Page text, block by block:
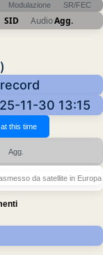
Modulazione SR/FEC
SID AudioAgg.
)
11-30 13:15
Agg.
da satellite in Europa